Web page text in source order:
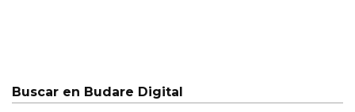
Buscar en Budare Digital